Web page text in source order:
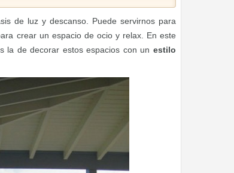
de luz y descanso. Puede servirnos para
crear un espacio de ocio y relax. En este
la de decorar estos espacios con un estilo